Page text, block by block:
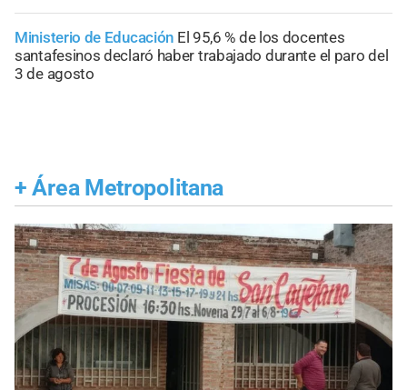
Ministerio de Educación El 95,6 % de los docentes
santafesinos declaró haber trabajado durante el paro del
3 de agosto
+ Área Metropolitana